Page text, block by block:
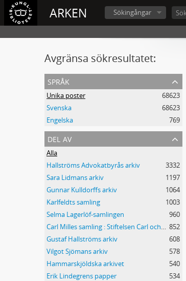
ARKEN Sökingångar
Avgränsa sökresultatet:
språk
Unika poster
68623
Svenska
68623
Engelska
769
del av
Alla
Hallströms Advokatbyrås arkiv
3332
Sara Lidmans arkiv
1197
Gunnar Kulldorffs arkiv
1064
Karlfeldts samling
1003
Selma Lagerlöf-samlingen
960
Carl Milles samling : Stiftelsen Carl och Olga Milles Lidingöhem 852
Gustaf Hallströms arkiv
608
Vilgot Sjömans arkiv
578
Hammarskjöldska arkivet
540
Erik Lindegrens papper
534